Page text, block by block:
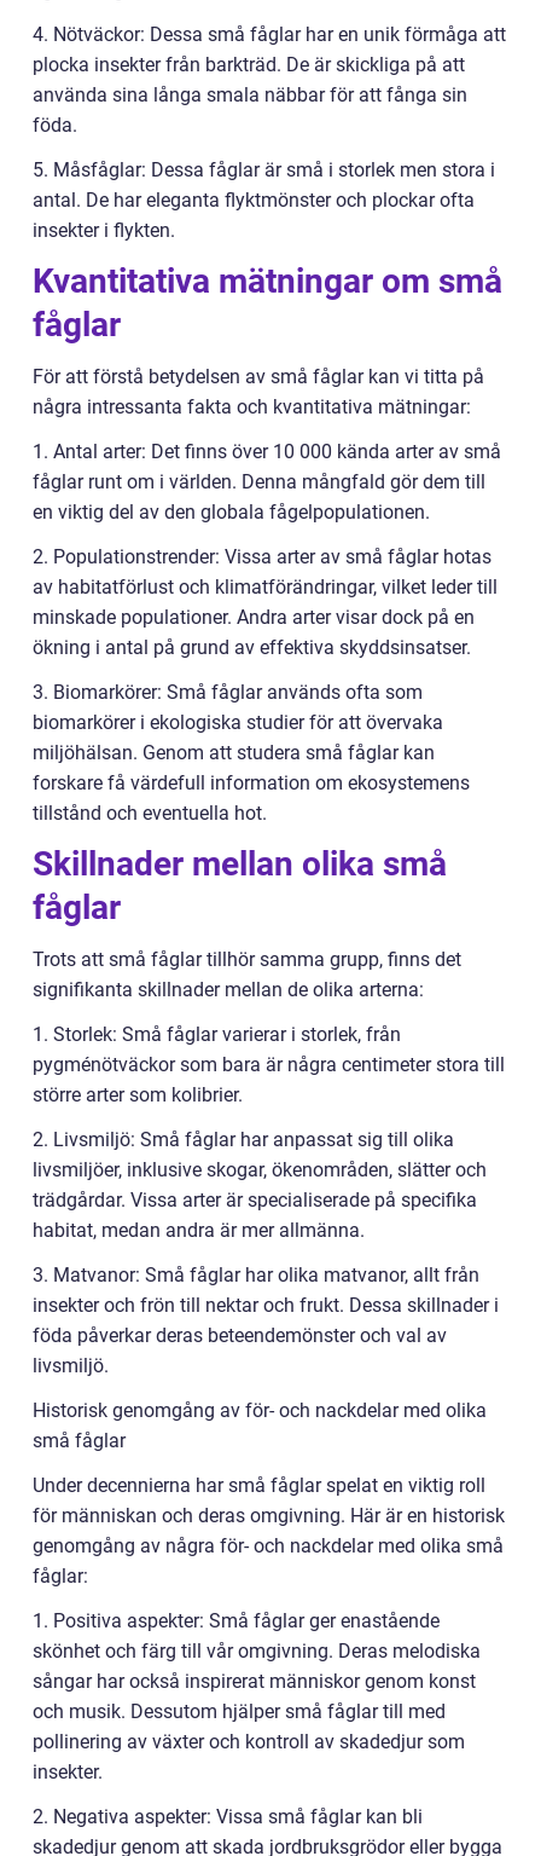
4. Nötväckor: Dessa små fåglar har en unik förmåga att
plocka insekter från barkträd. De är skickliga på att
använda sina långa smala näbbar för att fånga sin
föda.
5. Måsfåglar: Dessa fåglar är små i storlek men stora i
antal. De har eleganta flyktmönster och plockar ofta
insekter i flykten.
Kvantitativa mätningar om små
fåglar
För att förstå betydelsen av små fåglar kan vi titta på
några intressanta fakta och kvantitativa mätningar:
1. Antal arter: Det finns över 10 000 kända arter av små
fåglar runt om i världen. Denna mångfald gör dem till
en viktig del av den globala fågelpopulationen.
2. Populationstrender: Vissa arter av små fåglar hotas
av habitatförlust och klimatförändringar, vilket leder till
minskade populationer. Andra arter visar dock på en
ökning i antal på grund av effektiva skyddsinsatser.
3. Biomarkörer: Små fåglar används ofta som
biomarkörer i ekologiska studier för att övervaka
miljöhälsan. Genom att studera små fåglar kan
forskare få värdefull information om ekosystemens
tillstånd och eventuella hot.
Skillnader mellan olika små
fåglar
Trots att små fåglar tillhör samma grupp, finns det
signifikanta skillnader mellan de olika arterna:
1. Storlek: Små fåglar varierar i storlek, från
pygménötväckor som bara är några centimeter stora till
större arter som kolibrier.
2. Livsmiljö: Små fåglar har anpassat sig till olika
livsmiljöer, inklusive skogar, ökenområden, slätter och
trädgårdar. Vissa arter är specialiserade på specifika
habitat, medan andra är mer allmänna.
3. Matvanor: Små fåglar har olika matvanor, allt från
insekter och frön till nektar och frukt. Dessa skillnader i
föda påverkar deras beteendemönster och val av
livsmiljö.
Historisk genomgång av för- och nackdelar med olika
små fåglar
Under decennierna har små fåglar spelat en viktig roll
för människan och deras omgivning. Här är en historisk
genomgång av några för- och nackdelar med olika små
fåglar:
1. Positiva aspekter: Små fåglar ger enastående
skönhet och färg till vår omgivning. Deras melodiska
sångar har också inspirerat människor genom konst
och musik. Dessutom hjälper små fåglar till med
pollinering av växter och kontroll av skadedjur som
insekter.
2. Negativa aspekter: Vissa små fåglar kan bli
skadedjur genom att skada jordbruksgrödor eller bygga